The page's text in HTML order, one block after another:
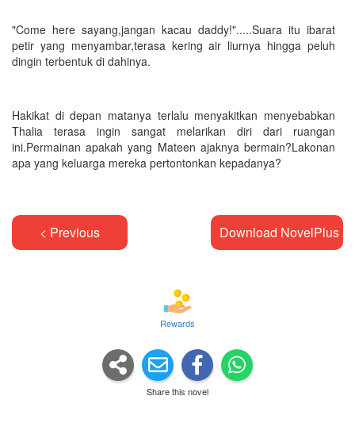
"Come here sayang,jangan kacau daddy!".....Suara itu ibarat
petir yang menyambar,terasa kering air liurnya hingga peluh
dingin terbentuk di dahinya.
Hakikat di depan matanya terlalu menyakitkan menyebabkan
Thalia terasa ingin sangat melarikan diri dari ruangan
ini.Permainan apakah yang Mateen ajaknya bermain?Lakonan
apa yang keluarga mereka pertontonkan kepadanya?
< Previous Download NovelPlus
Rewards
Share this novel